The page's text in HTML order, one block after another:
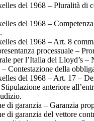
del 1968 – Pluralità di
del 1968 –
del 1968 – Art. 8
processuale –
per l’Italia del Lloyd’s
Contestazione della
del 1968 – Art. 17 –
anteriore
di garanzia – Garanzia
di garanzia del vettore